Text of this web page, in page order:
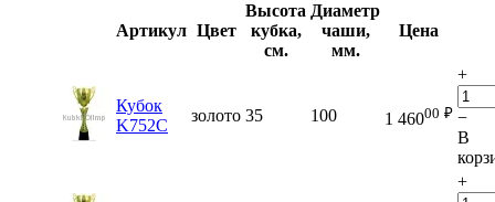
Артикул Цвет
Высота
кубка,
см.
Диаметр
чаши,
мм.
Цена
Кубок
K752C
золото 35 100 1 46000 ₽
+
−
В
+